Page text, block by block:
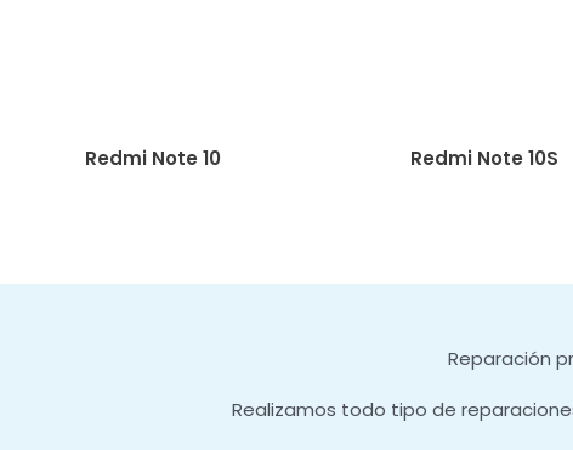
Redmi Note 10 Redmi Note 10S
Reparación
Realizamos todo tipo de